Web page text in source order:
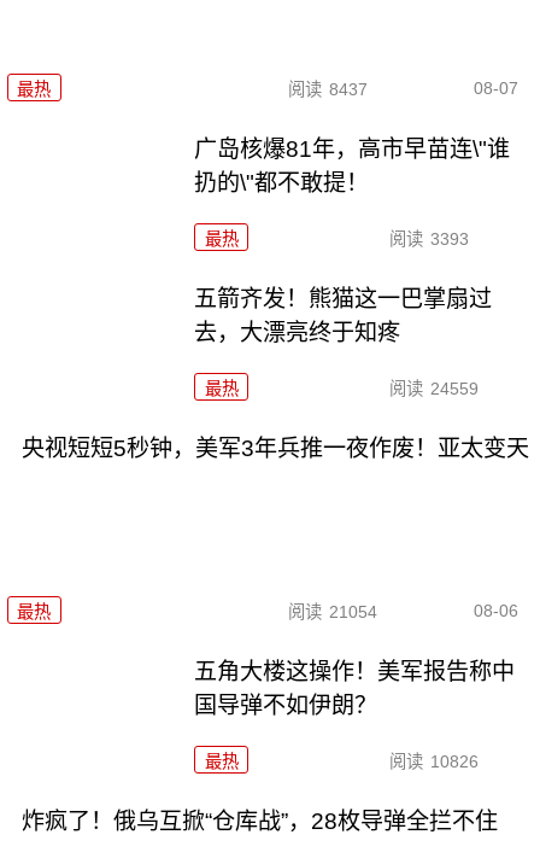
最热 阅读 8437 08-07
广岛核爆81年，高市早苗连\"谁
扔的\"都不敢提！
最热 阅读 3393
五箭齐发！熊猫这一巴掌扇过
去，大漂亮终于知疼
最热 阅读 24559
央视短短5秒钟，美军3年兵推一夜作废！亚太变天
最热 阅读 21054 08-06
五角大楼这操作！美军报告称中
国导弹不如伊朗？
最热 阅读 10826
炸疯了！俄乌互掀“仓库战”，28枚导弹全拦不住